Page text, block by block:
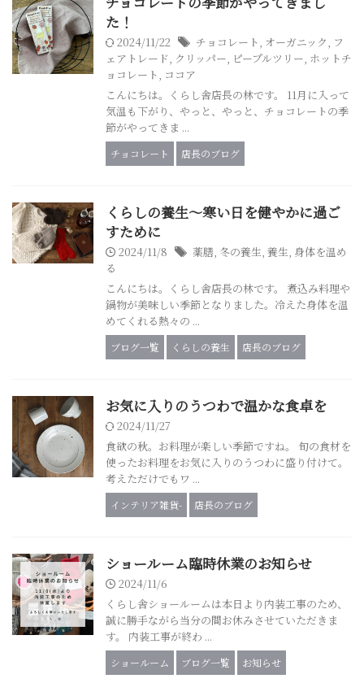
た！
2024/11/22 チョコレート, オーガニック, フ
ェアトレード, クリッパー, ピープルツリー, ホットチ
ョコレート, ココア
こんにちは。くらし舎店長の林です。 11月に入って
気温も下がり、やっと、やっと、チョコレートの季
節がやってきま ...
チョコレート 店長のブログ
くらしの養生～寒い日を健やかに過ご
すために
2024/11/8 薬膳, 冬の養生, 養生, 身体を温め
る
こんにちは。くらし舎店長の林です。 煮込み料理や
鍋物が美味しい季節となりました。冷えた身体を温
めてくれる熱々の ...
ブログ一覧 くらしの養生 店長のブログ
お気に入りのうつわで温かな食卓を
2024/11/27
食欲の秋。お料理が楽しい季節ですね。 旬の食材を
使ったお料理をお気に入りのうつわに盛り付けて。
考えただけでもワ ...
インテリア雑貨- 店長のブログ
ショールーム臨時休業のお知らせ
2024/11/6
くらし舎ショールームは本日より内装工事のため、
誠に勝手ながら当分の間お休みさせていただきま
す。 内装工事が終わ ...
ショールーム ブログ一覧 お知らせ